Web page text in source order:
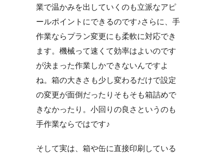
業で温かみを出していくのも立派なアピ
ールポイントにできるのです♪さらに、手
作業ならプラン変更にも柔軟に対応でき
ます。機械って速くて効率はよいのです
が決まった作業しかできないんですよ
ね。箱の大きさも少し変わるだけで設定
の変更が面倒だったりそもそも箱詰めで
きなかったり。小回りの良さというのも
手作業ならではです♪
そして実は、箱や缶に直接印刷している